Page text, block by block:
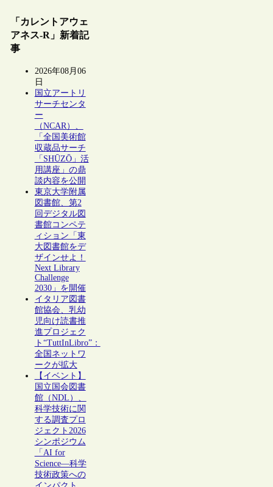
「カレントアウェ
アネス-R」新着記
事
2026年08月06
日
国立アートリ
サーチセンタ
ー
（NCAR）、
「全国美術館
収蔵品サーチ
「SHŪZŌ」活
用講座」の鼎
談内容を公開
東京大学附属
図書館、第2
回デジタル図
書館コンペテ
ィション「東
大図書館をデ
ザインせよ！
Next Library
Challenge
2030」を開催
イタリア図書
館協会、乳幼
児向け読書推
進プロジェク
ト“TuttInLibro”：
全国ネットワ
ークが拡大
【イベント】
国立国会図書
館（NDL）、
科学技術に関
する調査プロ
ジェクト2026
シンポジウム
「AI for
Science―科学
技術政策への